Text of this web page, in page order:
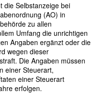
die Selbstanzeige bei
(AO) in
zu allen
Umfang die unrichtigen
Angaben ergänzt oder die
wegen dieser
Die Angaben müssen
einer Steuerart,
einer Steuerart
erfolgen.